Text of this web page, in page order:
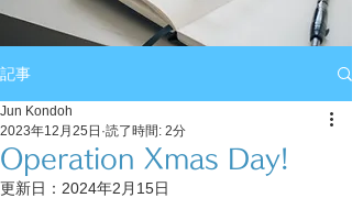
記事
Operation Xmas Day!
Jun Kondoh
2023年12月25日 読了時間: 2分
更新日： 2024年2月15日